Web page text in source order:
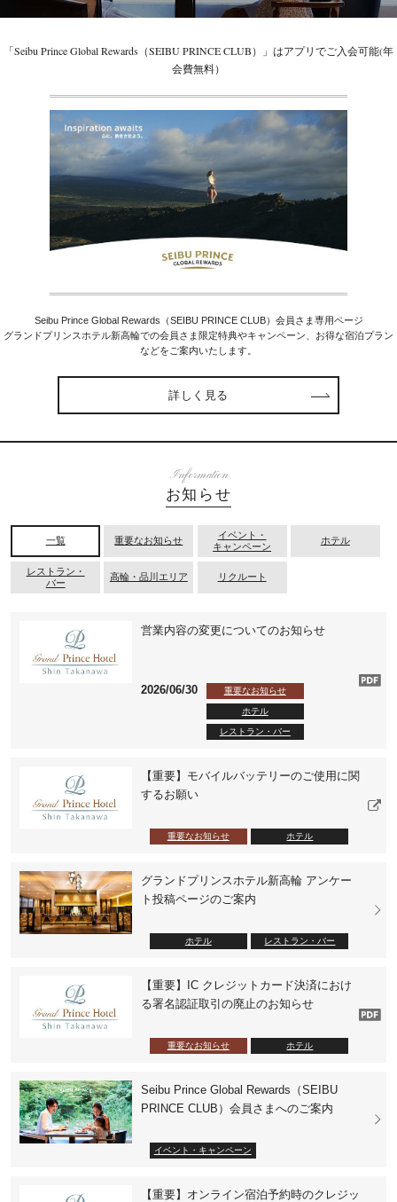
「Seibu Prince Global Rewards（SEIBU PRINCE CLUB）」はアプリでご入会可能(年
会費無料）
Seibu Prince Global Rewards（SEIBU PRINCE CLUB）会員さま専用ページ
グランドプリンスホテル新高輪での会員さま限定特典やキャンペーン、お得な宿泊プラン
などをご案内いたします。
詳しく見る
Information
お知らせ
一覧 重要なお知らせ
イベント・
キャンペーン
ホテル
レストラン・
バー
⾼輪・品川エリア リクルート
営業内容の変更についてのお知らせ
2026/06/30 重要なお知らせ
ホテル
レストラン・バー
【重要】モバイルバッテリーのご使用に関
するお願い
重要なお知らせ ホテル
グランドプリンスホテル新高輪 アンケー
ト投稿ページのご案内
ホテル レストラン・バー
【重要】IC クレジットカード決済におけ
る署名認証取引の廃止のお知らせ
重要なお知らせ ホテル
Seibu Prince Global Rewards（SEIBU
PRINCE CLUB）会員さまへのご案内
イベント・キャンペーン
【重要】オンライン宿泊予約時のクレジッ